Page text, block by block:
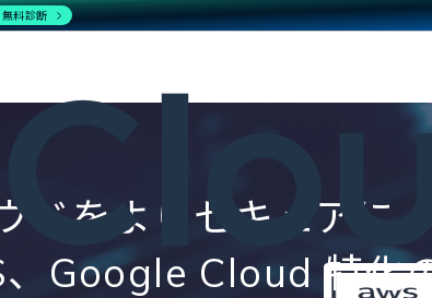
ドをよりセキュアに
Google Cloud 特化
無料診断